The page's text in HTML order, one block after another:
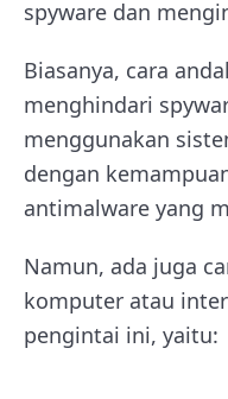
spyware dan
Biasanya, cara
menghindari
menggunakan
dengan
antimalware yang
Namun, ada juga
komputer atau
pengintai ini, yaitu: